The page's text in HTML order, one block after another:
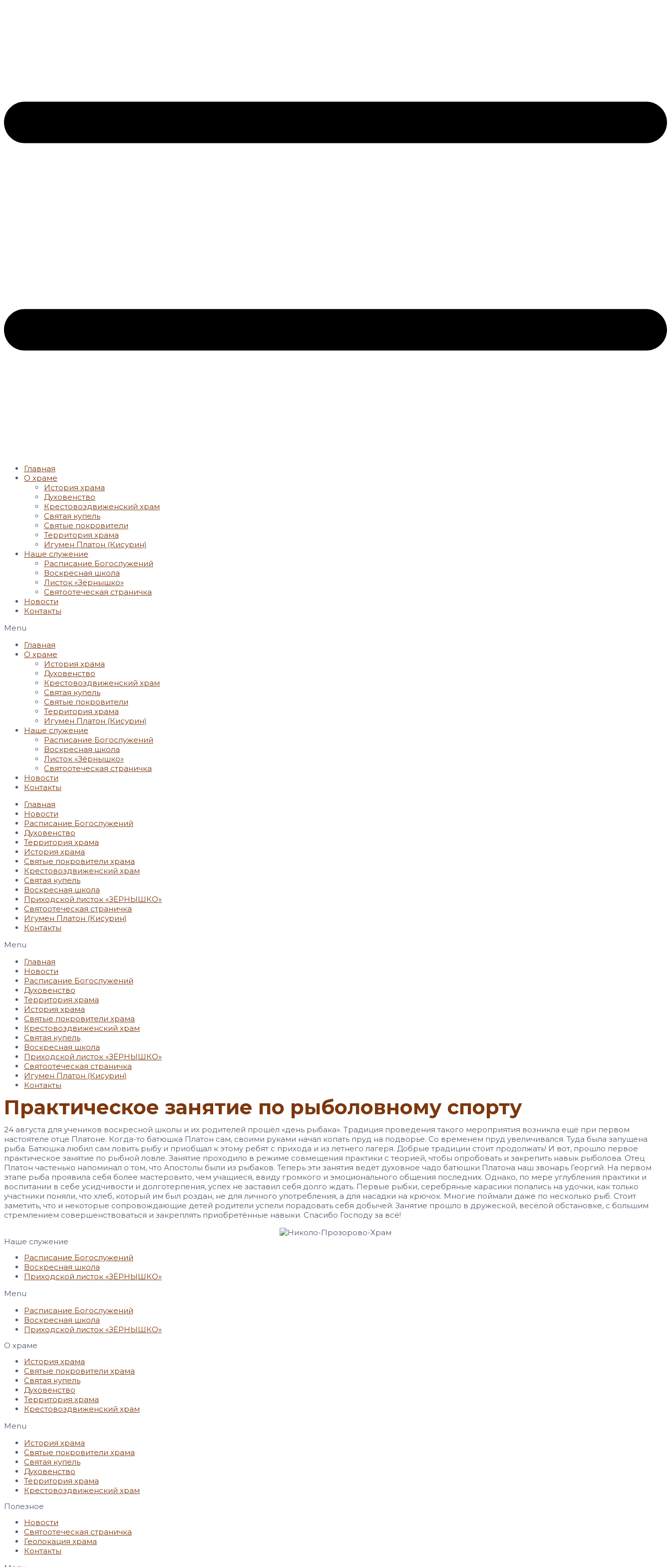
Главная
О храме
История храма
Духовенство
Крестовоздвиженский храм
Святая купель
Святые покровители
Территория храма
Игумен Платон (Кисурин)
Наше служение
Расписание Богослужений
Воскресная школа
Листок «Зёрнышко»
Святоотеческая страничка
Новости
Контакты
Menu
Главная
О храме
История храма
Духовенство
Крестовоздвиженский храм
Святая купель
Святые покровители
Территория храма
Игумен Платон (Кисурин)
Наше служение
Расписание Богослужений
Воскресная школа
Листок «Зёрнышко»
Святоотеческая страничка
Новости
Контакты
Главная
Новости
Расписание Богослужений
Духовенство
Территория храма
История храма
Святые покровители храма
Крестовоздвиженский храм
Святая купель
Воскресная школа
Приходской листок «ЗЁРНЫШКО»
Святоотеческая страничка
Игумен Платон (Кисурин)
Контакты
Menu
Главная
Новости
Расписание Богослужений
Духовенство
Территория храма
История храма
Святые покровители храма
Крестовоздвиженский храм
Святая купель
Воскресная школа
Приходской листок «ЗЁРНЫШКО»
Святоотеческая страничка
Игумен Платон (Кисурин)
Контакты
Практическое занятие по рыболовному спорту
24 августа для учеников воскресной школы и их родителей прошёл «день рыбака». Традиция проведения такого мероприятия возникла ещё при первом
настоятеле отце Платоне. Когда-то батюшка Платон сам, своими руками начал копать пруд на подворье. Со временем пруд увеличивался. Туда была запущена
рыба. Батюшка любил сам ловить рыбу и приобщал к этому ребят с прихода и из летнего лагеря. Добрые традиции стоит продолжать! И вот, прошло первое
практическое занятие по рыбной ловле. Занятие проходило в режиме совмещения практики с теорией, чтобы опробовать и закрепить навык рыболова. Отец
Платон частенько напоминал о том, что Апостолы были из рыбаков. Теперь эти занятия ведёт духовное чадо батюшки Платона наш звонарь Георгий. На первом
этапе рыба проявила себя более мастеровито, чем учащиеся, ввиду громкого и эмоционального общения последних. Однако, по мере углубления практики и
воспитании в себе усидчивости и долготерпения, успех не заставил себя долго ждать. Первые рыбки, серебряные карасики попались на удочки, как только
участники поняли, что хлеб, который им был роздан, не для личного употребления, а для насадки на крючок. Многие поймали даже по несколько рыб. Стоит
заметить, что и некоторые сопровождающие детей родители успели порадовать себя добычей. Занятие прошло в дружеской, весёлой обстановке, с большим
стремлением совершенствоваться и закреплять приобретённые навыки. Спасибо Господу за всё!
Наше служение
Расписание Богослужений
Воскресная школа
Приходской листок «ЗЁРНЫШКО»
Menu
Расписание Богослужений
Воскресная школа
Приходской листок «ЗЁРНЫШКО»
О храме
История храма
Святые покровители храма
Святая купель
Духовенство
Территория храма
Крестовоздвиженский храм
Menu
История храма
Святые покровители храма
Святая купель
Духовенство
Территория храма
Крестовоздвиженский храм
Полезное
Новости
Святоотеческая страничка
Геолокация храма
Контакты